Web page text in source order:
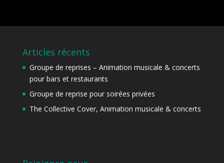
Articles récents
Groupe de reprises – Animation musicale & concerts
pour bars et restaurants
Groupe de reprise pour soirées privées
The Collective Cover, Animation musicale & concerts